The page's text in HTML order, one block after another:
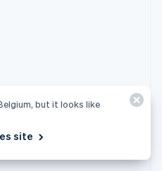
but it looks like
site